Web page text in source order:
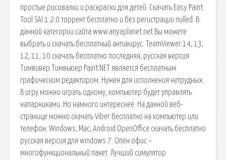
простые рисовалки и раскраски для детей. Скачать Easy Paint
Tool SAI 1.2.0 торрент бесплатно и без регистрации nulled. В
данной категории сайта www.anyaplanet.net Вы можете
выбрать и скачать бесплатный антивирус. TeamViewer 14, 13,
12, 11, 10 скачать бесплатно последняя, русская версия
Тимвивер Тимвьюер Paint.NET является бесплатным
графическим редактором. Нужен для исполнения нетрудных.
В игру можно играть одному, компьютер будет управлять
напарниками. Но намного интереснее. На данной веб-
странице можно скачать Viber бесплатно на компьютер или
телефон: Windows, Mac, Android OpenOffice скачать бесплатно
русская версия для windows 7. Опен офис –
многофункциональный пакет. Лучший симулятор